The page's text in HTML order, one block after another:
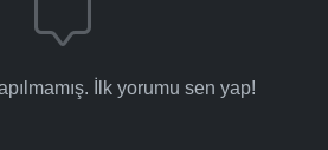
İlk yorumu sen yap!